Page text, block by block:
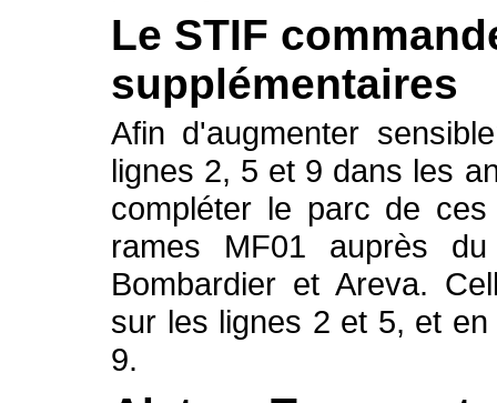
Le STIF
supplémentaires
Afin d'augmenter
lignes 2, 5 et 9 dans les
compléter le parc de
rames MF01 auprès
Bombardier et Areva.
sur les lignes 2 et 5, et
9.